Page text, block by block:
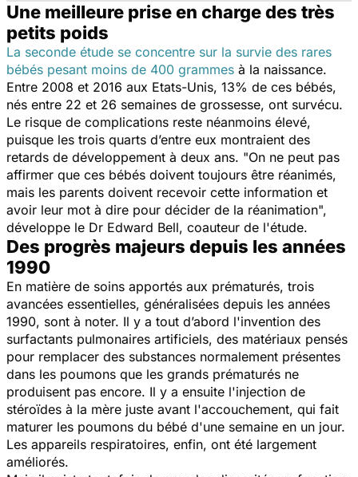
Une meilleure prise en charge des très
petits poids
La seconde étude se concentre sur la survie des rares
bébés pesant moins de 400 grammes à la naissance.
Entre 2008 et 2016 aux Etats-Unis, 13% de ces bébés,
nés entre 22 et 26 semaines de grossesse, ont survécu.
Le risque de complications reste néanmoins élevé,
puisque les trois quarts d’entre eux montraient des
retards de développement à deux ans. "On ne peut pas
affirmer que ces bébés doivent toujours être réanimés,
mais les parents doivent recevoir cette information et
avoir leur mot à dire pour décider de la réanimation",
développe le Dr Edward Bell, coauteur de l'étude.
Des progrès majeurs depuis les années
1990
En matière de soins apportés aux prématurés, trois
avancées essentielles, généralisées depuis les années
1990, sont à noter. Il y a tout d’abord l'invention des
surfactants pulmonaires artificiels, des matériaux pensés
pour remplacer des substances normalement présentes
dans les poumons que les grands prématurés ne
produisent pas encore. Il y a ensuite l'injection de
stéroïdes à la mère juste avant l'accouchement, qui fait
maturer les poumons du bébé d'une semaine en un jour.
Les appareils respiratoires, enfin, ont été largement
améliorés.